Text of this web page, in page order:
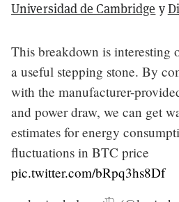
Universidad de Cambridge y
This breakdown is interesting
a useful stepping stone. By
with the manufacturer-
and power draw, we can get
estimates for energy
fluctuations in BTC price
pic.twitter.com/bRpq3hs8Df